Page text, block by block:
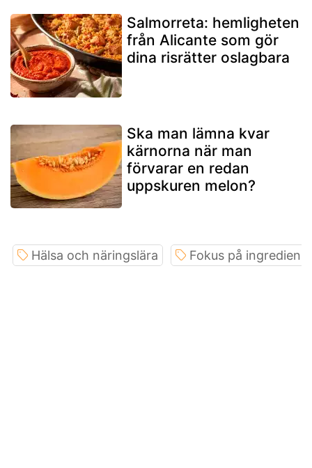
Salmorreta: hemligheten
från Alicante som gör
dina risrätter oslagbara
Ska man lämna kvar
kärnorna när man
förvarar en redan
uppskuren melon?
Hälsa och näringslära Fokus på